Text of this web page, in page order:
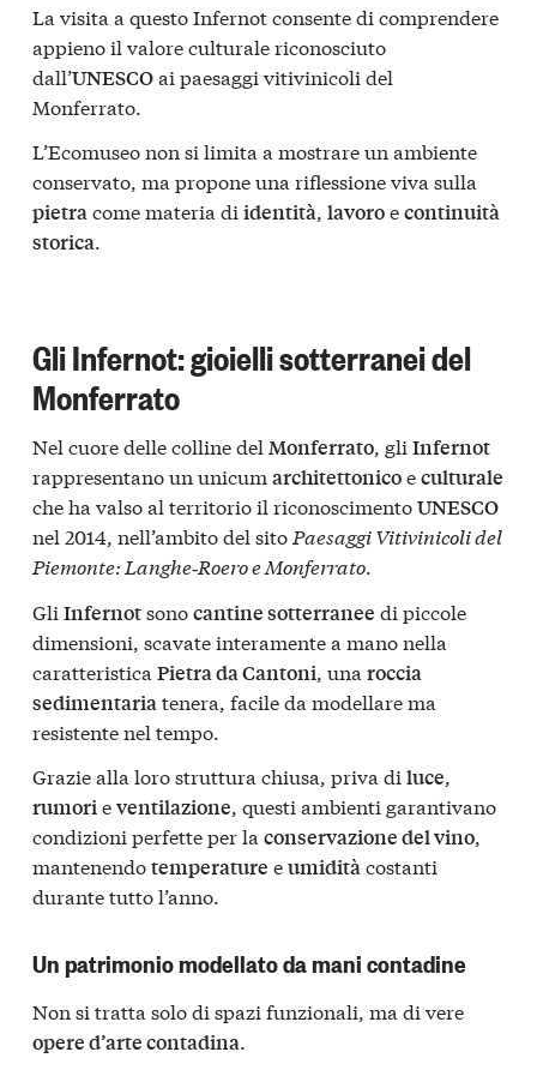
La visita a questo Infernot consente di comprendere
appieno il valore culturale riconosciuto
dall’UNESCOai paesaggi vitivinicoli del
Monferrato.
L’Ecomuseo non si limita a mostrare un ambiente
conservato, ma propone una riflessione viva sulla
pietracome materia di identità, lavoroecontinuità
storica.
Gli Infernot: gioielli sotterranei del
Monferrato
Nel cuore delle colline del Monferrato, gli Infernot
rappresentano un unicum architettonicoeculturale
che ha valso al territorio il riconoscimentoUNESCO
nel 2014, nell’ambito del sito Paesaggi Vitivinicoli del
Piemonte: Langhe‑Roero e Monferrato.
Gli Infernotsonocantine sotterranee di piccole
dimensioni, scavate interamente a mano nella
caratteristica Pietra da Cantoni , una roccia
sedimentaria tenera, facile da modellare ma
resistente nel tempo.
Grazie alla loro struttura chiusa, priva di luce,
rumorieventilazione, questi ambienti garantivano
condizioni perfette per la conservazione del vino,
mantenendotemperature eumiditàcostanti
durante tutto l’anno.
Un patrimonio modellato da mani contadine
Non si tratta solo di spazi funzionali, ma di vere
opere d’arte contadina.